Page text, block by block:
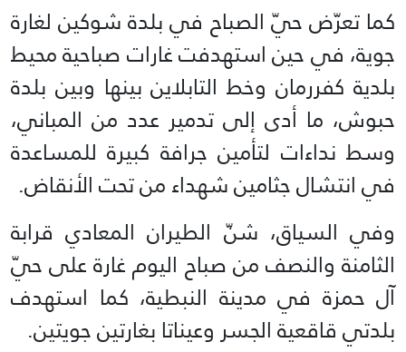
كما تعرّض حيّ الصباح في بلدة شوكين لغارة
جوية، في حين استهدفت غارات صباحية محيط
بلدية كفررمان وخط التابلاين بينها وبين بلدة
حبوش، ما أدى إلى تدمير عدد من المباني،
وسط نداءات لتأمين جرافة كبيرة للمساعدة
في انتشال جثامين شهداء من تحت الأنقاض.
وفي السياق، شنّ الطيران المعادي قرابة
الثامنة والنصف من صباح اليوم غارة على حيّ
آل حمزة في مدينة النبطية، كما استهدف
بلدتي قاقعية الجسر وعيناتا بغارتين جويتين.